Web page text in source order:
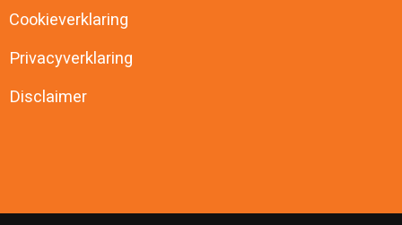
Cookieverklaring
Privacyverklaring
Disclaimer